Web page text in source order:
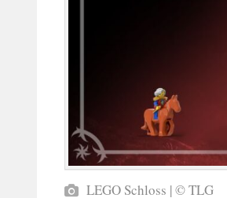
LEGO Schloss | © TLG